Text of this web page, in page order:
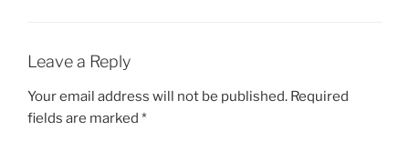
Leave a Reply
Your email address will not be published. Required
fields are marked *